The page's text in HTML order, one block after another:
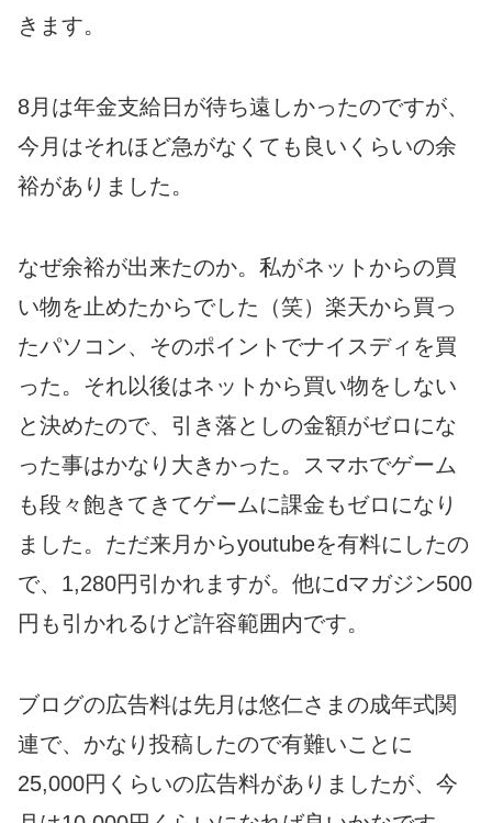
きます。
8月は年金支給日が待ち遠しかったのですが、
今月はそれほど急がなくても良いくらいの余
裕がありました。
なぜ余裕が出来たのか。私がネットからの買
い物を止めたからでした（笑）楽天から買っ
たパソコン、そのポイントでナイスディを買
った。それ以後はネットから買い物をしない
と決めたので、引き落としの金額がゼロにな
った事はかなり大きかった。スマホでゲーム
も段々飽きてきてゲームに課金もゼロになり
ました。ただ来月からyoutubeを有料にしたの
で、1,280円引かれますが。他にdマガジン500
円も引かれるけど許容範囲内です。
ブログの広告料は先月は悠仁さまの成年式関
連で、かなり投稿したので有難いことに
25,000円くらいの広告料がありましたが、今